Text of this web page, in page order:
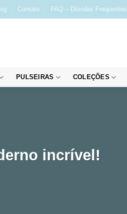
Contato FAQ – Dúvidas Frequentes
PULSEIRAS COLEÇÕES
incrível!